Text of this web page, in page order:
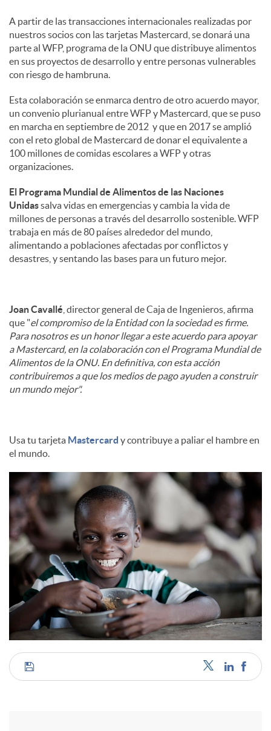
A partir de las transacciones internacionales realizadas por
nuestros socios con las tarjetas Mastercard, se donará una
parte al WFP, programa de la ONU que distribuye alimentos
en sus proyectos de desarrollo y entre personas vulnerables
con riesgo de hambruna.
Esta colaboración se enmarca dentro de otro acuerdo mayor,
un convenio plurianual entre WFP y Mastercard, que se puso
en marcha en septiembre de 2012 y que en 2017 se amplió
con el reto global de Mastercard de donar el equivalente a
100 millones de comidas escolares a WFP y otras
organizaciones.
El Programa Mundial de Alimentos de las Naciones
Unidassalva vidas en emergencias y cambia la vida de
millones de personas a través del desarrollo sostenible. WFP
trabaja en más de 80 países alrededor del mundo,
alimentando a poblaciones afectadas por conflictos y
desastres, y sentando las bases para un futuro mejor.
Joan Cavallé , director general de Caja de Ingenieros, afirma
que "el compromiso de la Entidad con la sociedad es firme.
Para nosotros es un honor llegar a este acuerdo para apoyar
a Mastercard, en la colaboración con el Programa Mundial de
Alimentos de la ONU. En definitiva, con esta acción
contribuiremos a que los medios de pago ayuden a construir
un mundo mejor".
Usa tu tarjeta Mastercard y contribuye a paliar el hambre en
el mundo.
C